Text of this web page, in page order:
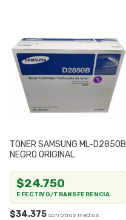
TONER SAMSUNG ML-D2850B
NEGRO ORIGINAL
$34.375
$24.750
EFECTIVO/TRANSFERENCIA